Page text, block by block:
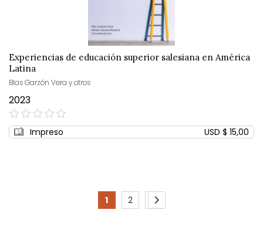
Experiencias de educación superior salesiana en América
Latina
Blas Garzón Vera y otros
2023
0%
Impreso USD $ 15,00
Page
You're
1
Page
2
Page
3
Page
Siguiente